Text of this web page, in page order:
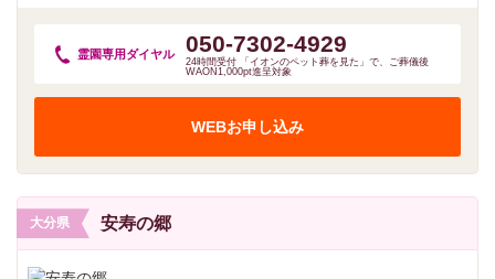
霊園専用 ダイヤル 050-7302-4929
24時間受付 「イオンのペット葬を見た」で、ご葬儀後
WAON1,000pt進呈対象
WEBお申し込み
大分県 安寿の郷